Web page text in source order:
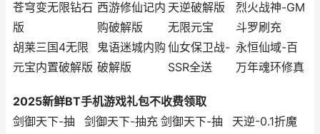
苍穹变无限钻石
版
西游修仙记内
购破解版
天逆破解版
无限元宝
烈火战神-GM
斗罗刷充
胡莱三国4无限
元宝内置破解版
鬼语迷城内购
破解版
仙女保卫战-
SSR全送
永恒仙域-百
万年魂环修真
2025新鲜BT手机游戏礼包不收费领取
剑御天下-抽
剑御天下-抽充 剑御天下-抽
天逆-0.1折魔